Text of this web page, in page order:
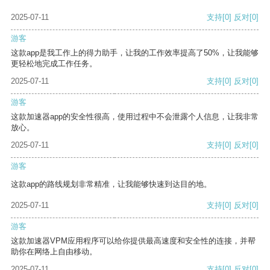
2025-07-11 支持[0] 反对[0]
游客
这款app是我工作上的得力助手，让我的工作效率提高了50%，让我能够
更轻松地完成工作任务。
2025-07-11
支持[0] 反对[0]
游客
这款加速器app的安全性很高，使用过程中不会泄露个人信息，让我非常
放心。
2025-07-11
支持[0] 反对[0]
游客
这款app的路线规划非常精准，让我能够快速到达目的地。
2025-07-11 支持[0] 反对[0]
游客
这款加速器VPM应用程序可以给你提供最高速度和安全性的连接，并帮
助你在网络上自由移动。